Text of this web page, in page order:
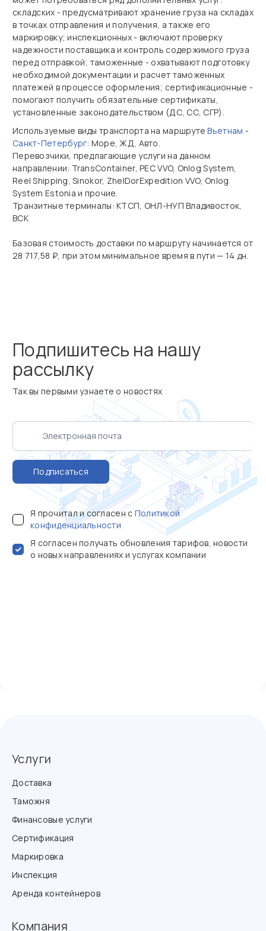
складских - предусматривают хранение груза на складах
в точках отправления и получения, а также его
маркировку; инспекционных - включают проверку
надежности поставщика и контроль содержимого груза
перед отправкой; таможенные - охватывают подготовку
необходимой документации и расчет таможенных
платежей в процессе оформления; сертификационные -
помогают получить обязательные сертификаты,
установленные законодательством (ДС, СС, СГР).
Используемые виды транспорта на маршрутеВьетнам -
Санкт-Петербург: Море, ЖД, Авто.
Перевозчики, предлагающие услуги на данном
направлении: TransContainer, PEC VVO, Onlog System,
Reel Shipping, Sinokor, ZhelDorExpedition VVO, Onlog
System Estonia и прочие.
Транзитные терминалы: КТСП, ОНЛ-НУП Владивосток,
ВСК
Базовая стоимость доставки по маршруту начинается от
28 717,58 ₽, при этом минимальное время в пути — 14 дн.
Подпишитесь на нашу
рассылку
Так вы первыми узнаете о новостях
Подписаться
Я прочитал и согласен с Политикой
конфиденциальности
Я согласен получать обновления тарифов, новости
о новых направлениях и услугах компании
Услуги
Доставка
Таможня
Финансовые услуги
Сертификация
Маркировка
Инспекция
Аренда контейнеров
Компания